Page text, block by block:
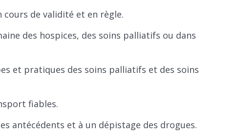
cours de validité et en règle.
des hospices, des soins palliatifs ou dans
et pratiques des soins palliatifs et des soins
fiables.
antécédents et à un dépistage des drogues.